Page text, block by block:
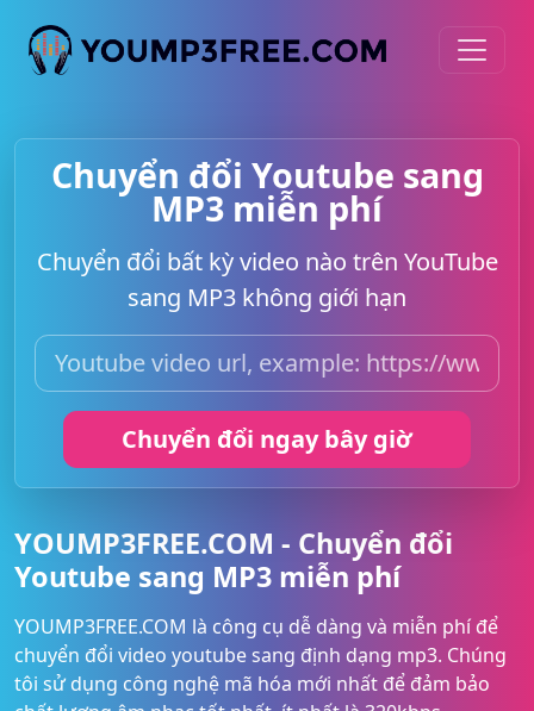
Chuyển đổi Youtube sang
MP3 miễn phí
Chuyển đổi bất kỳ video nào trên YouTube
sang MP3 không giới hạn
Chuyển đổi ngay bây giờ
YOUMP3FREE.COM - Chuyển đổi
Youtube sang MP3 miễn phí
YOUMP3FREE.COM là công cụ dễ dàng và miễn phí để
chuyển đổi video youtube sang định dạng mp3. Chúng
tôi sử dụng công nghệ mã hóa mới nhất để đảm bảo